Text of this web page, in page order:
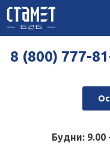
8 (800) 777-
Будни: 9.00